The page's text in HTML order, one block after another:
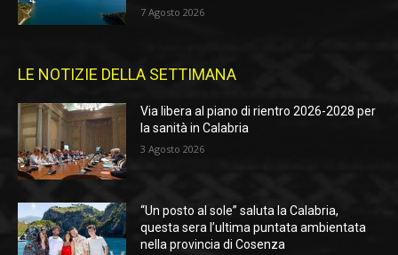
7 Agosto 2026
LE NOTIZIE DELLA SETTIMANA
Via libera al piano di rientro 2026-2028 per
la sanità in Calabria
3 Agosto 2026
“Un posto al sole” saluta la Calabria,
questa sera l’ultima puntata ambientata
nella provincia di Cosenza